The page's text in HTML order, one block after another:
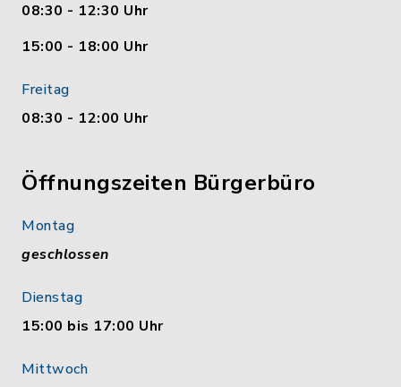
08:30 - 12:30 Uhr
15:00 - 18:00 Uhr
Freitag
08:30 - 12:00 Uhr
Öffnungszeiten Bürgerbüro
Montag
geschlossen
Dienstag
15:00 bis 17:00 Uhr
Mittwoch